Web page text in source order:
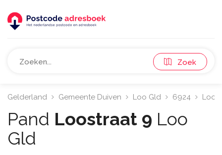
Zoek
Gelderland Gemeente Duiven Loo Gld 6924
Pand Loostraat 9 Loo
Gld